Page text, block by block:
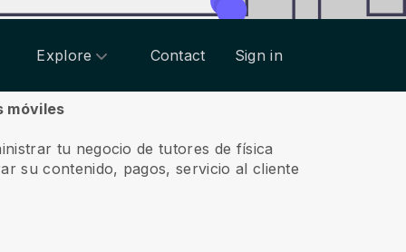
Explore Contact Sign in
móviles
tu negocio de tutores de física
su contenido, pagos, servicio al cliente